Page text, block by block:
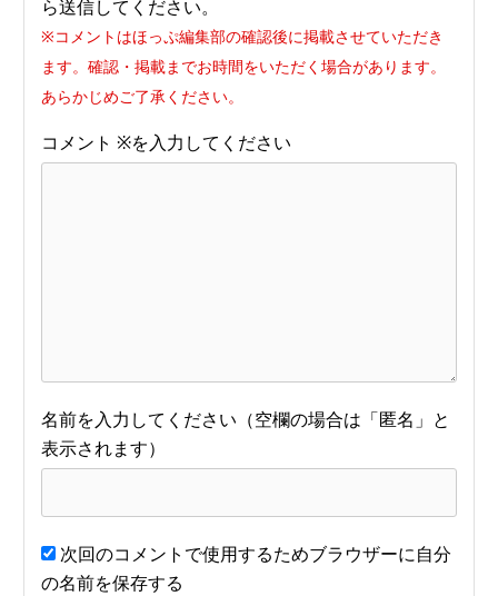
ら送信してください。
※コメントはほっぷ編集部の確認後に掲載させていただき
ます。確認・掲載までお時間をいただく場合があります。
あらかじめご了承ください。
コメント ※
名前
次回のコメントで使用するためブラウザーに自分
の名前を保存する